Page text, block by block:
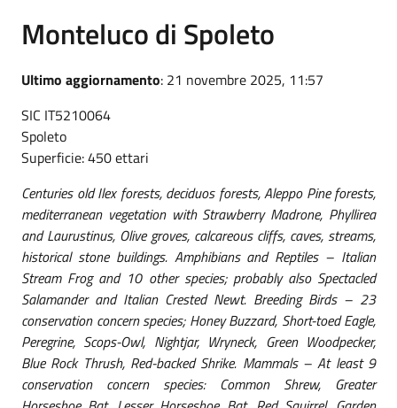
Monteluco di Spoleto
Ultimo aggiornamento: 21 novembre 2025, 11:57
SIC IT5210064
Spoleto
Superficie: 450 ettari
Centuries old Ilex forests, deciduos forests, Aleppo Pine forests,
mediterranean vegetation with Strawberry Madrone, Phyllirea
and Laurustinus, Olive groves, calcareous cliffs, caves, streams,
historical stone buildings. Amphibians and Reptiles – Italian
Stream Frog and 10 other species; probably also Spectacled
Salamander and Italian Crested Newt. Breeding Birds – 23
conservation concern species; Honey Buzzard, Short-toed Eagle,
Peregrine, Scops-Owl, Nightjar, Wryneck, Green Woodpecker,
Blue Rock Thrush, Red-backed Shrike. Mammals – At least 9
conservation concern species: Common Shrew, Greater